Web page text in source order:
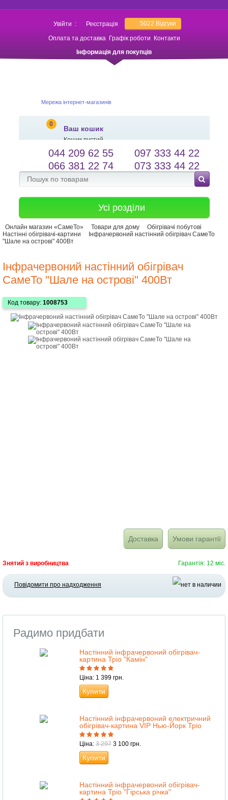
Увійти : Реєстрація 5022 Відгуки
Оплата та доставка Графік роботи
Контакти
Інформація для покупців
Мережа інтернет-магазинів
0
Ваш кошик
Кошик пустий
salessameto@gmail.com
Зворотній зв'язок
Мова сайту
044 209 62 55
097 333 44 22
066 381 22 74
073 333 44 22
Усі розділи
Онлайн магазин «СамеТо» Товари для дому
Обігрівачі побутові
Настінні обігрівачі-картини
Інфрачервоний настінний обігрівач СамеТо
"Шале на острові" 400Вт
Інфрачервоний настінний обігрівач
СамеТо "Шале на острові" 400Вт
Код товару: 1008753
Доставка Умови гарантії
Знятий з виробництва Гарантія: 12 міс.
Повідомити про надходження
Радимо придбати
Настінний інфрачервоний обігрівач-
картина Тріо "Камін"
Ціна: 1 399 грн.
Купити
Настінний інфрачервоний електричний
обігрівач-картина VIP Нью-Йорк Тріо
Ціна: 3 297 3 100 грн.
Купити
Настінний інфрачервоний обігрівач-
картина Тріо "Гірська річка"